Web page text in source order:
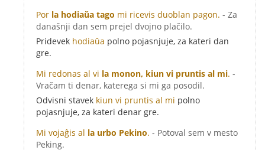
Por la hodiaŭa tago mi ricevis duoblan pagon. - Za
današnji dan sem prejel dvojno plačilo.
Pridevek hodiaŭa polno pojasnjuje, za kateri dan
gre.
Mi redonas al vi la monon, kiun vi pruntis al mi. -
Vračam ti denar, katerega si mi ga posodil.
Odvisni stavek kiun vi pruntis al mi polno
pojasnjuje, za kateri denar gre.
Mi vojaĝis al la urbo Pekino. - Potoval sem v mesto
Peking.